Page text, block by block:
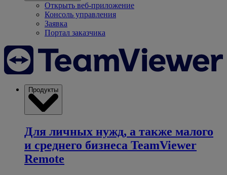
Открыть веб-приложение
Консоль управления
Заявка
Портал заказчика
Продукты
Для личных нужд, а также малого
и среднего бизнеса TeamViewer
Remote